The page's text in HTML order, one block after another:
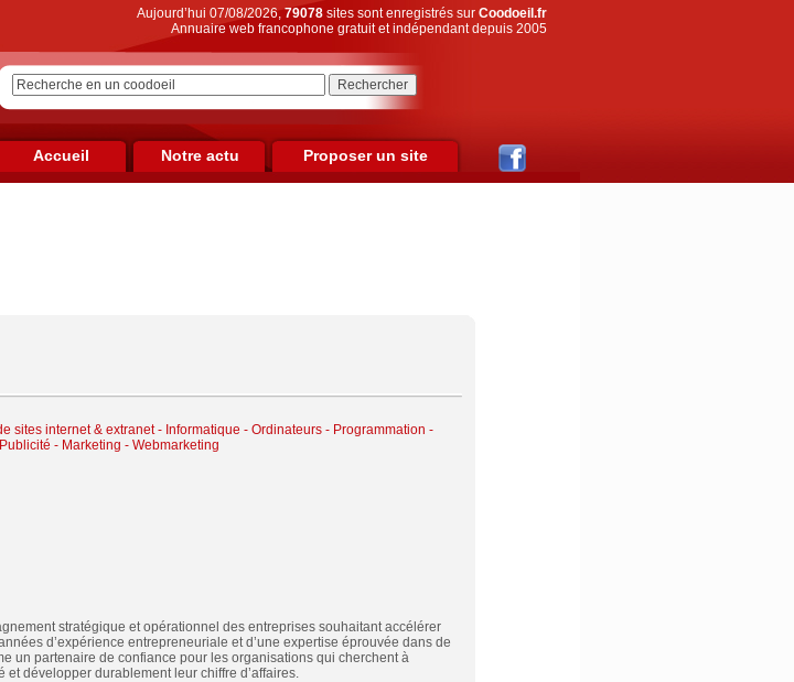
Aujourd’hui 07/08/2026,79078sites sont enregistrés sur Coodoeil.fr
Annuaire web francophone gratuit et indépendant depuis 2005
Accueil Notre actu Proposer un site
sites internet & extranet- Informatique - Ordinateurs - Programmation -
Publicité - Marketing - Webmarketing
stratégique et opérationnel des entreprises souhaitant accélérer
d’expérience entrepreneuriale et d’une expertise éprouvée dans de
un partenaire de confiance pour les organisations qui cherchent à
développer durablement leur chiffre d’affaires.